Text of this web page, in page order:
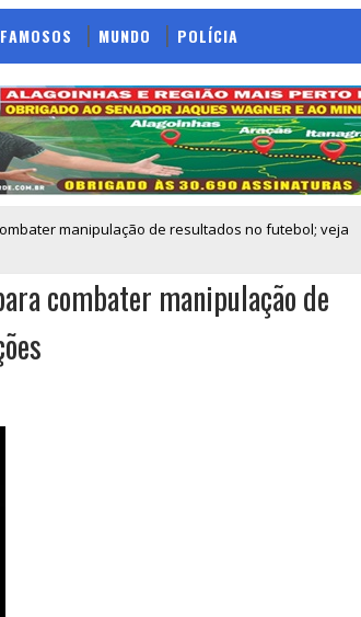
FAMOSOS MUNDO POLÍCIA
manipulação de resultados no futebol; veja
combater manipulação de